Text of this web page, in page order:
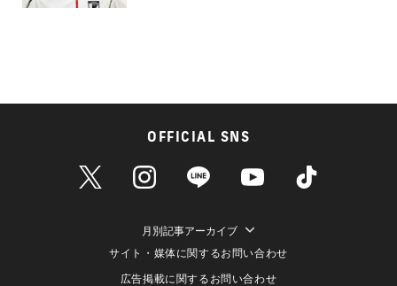
OFFICIAL SNS
月別記事アーカイブ
サイト・媒体に関するお問い合わせ
広告掲載に関するお問い合わせ